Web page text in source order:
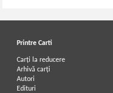
Printre Carti
Carți la reducere
Arhivă carți
Autori
Edituri